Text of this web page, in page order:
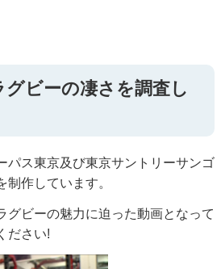
グビーの凄さを調査し
パス東京及び東京サントリーサンゴ
制作しています。
グビーの魅力に迫った動画となって
ださい!